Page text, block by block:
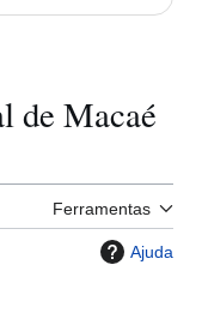
de Macaé
Ferramentas
Ajuda